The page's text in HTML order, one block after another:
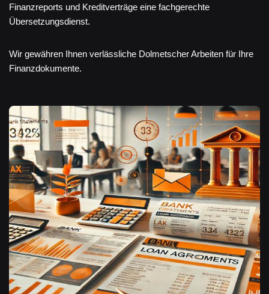
Finanzreports und Kreditverträge eine fachgerechte
Übersetzungsdienst.
Wir gewähren Ihnen verlässliche Dolmetscher Arbeiten für Ihre
Finanzdokumente.